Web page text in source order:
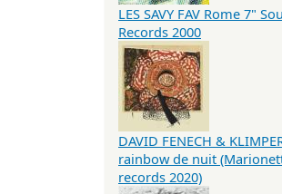
LES SAVY FAV Rome 7"
Records 2000
DAVID FENECH &
rainbow de nuit
records 2020)